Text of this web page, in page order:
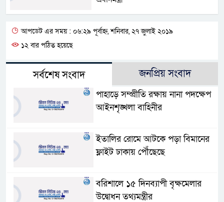
আপডেট এর সময় : ০৬:২৯ পূর্বাহ্ন, শনিবার, ২৭ জুলাই ২০১৯
১২ বার পঠিত হয়েছে
সর্বশেষ সংবাদ জনপ্রিয় সংবাদ
পাহাড়ে সম্প্রীতি রক্ষায় নানা পদক্ষেপ
আইনশৃঙ্খলা বাহিনীর
ইতালির রোমে আটকে পড়া বিমানের
ফ্লাইট ঢাকায় পৌঁছেছে
বরিশালে ১৫ দিনব্যাপী বৃক্ষমেলার
উদ্বোধন তথ্যমন্ত্রীর